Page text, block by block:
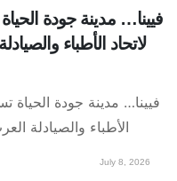
فيينا… مدينة جودة
لاتحاد الأطباء
فيينا… مدينة جودة الحياة
الأطباء والصيادلة
July 8, 2026